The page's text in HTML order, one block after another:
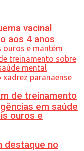
ouros e
destaque no
vacinal
aos 4 anos
de treinamento
em saúde